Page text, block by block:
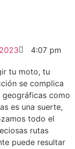
4:07 pm
tu moto, tu
se complica
geográficas como
es una suerte,
todo el
rutas
puede resultar